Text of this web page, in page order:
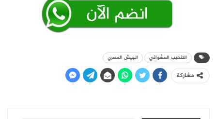
التنقيب العشوائي الجيش المصري
مشاركة